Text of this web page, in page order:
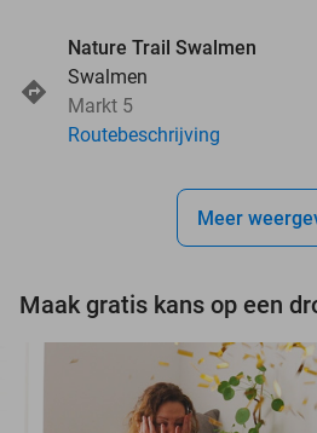
Nature Trail Swalmen
Swalmen
Markt 5
Routebeschrijving
Meer